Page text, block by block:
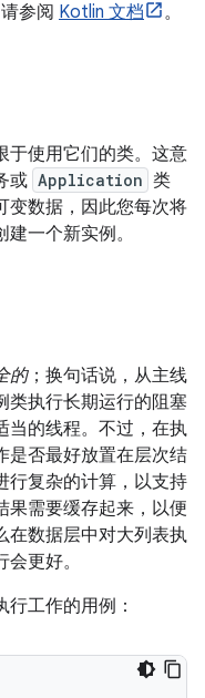
参阅 Kotlin 文档 。
于使用它们的类。这意
或 Application 类
变数据，因此您每次将
一个新实例。
的；换句话说，从主线
类执行长期运行的阻塞
当的线程。不过，在执
是否最好放置在层次结
行复杂的计算，以支持
果需要缓存起来，以便
在数据层中对大列表执
更好。
工作的用例：